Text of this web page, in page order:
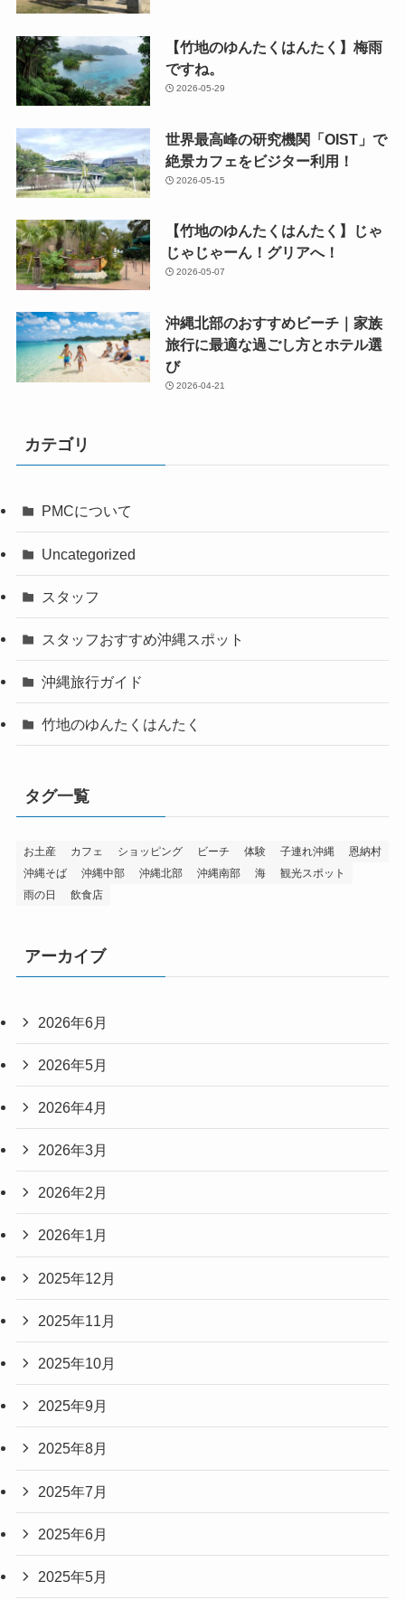
【竹地のゆんたくはんたく】梅雨
ですね。
2026-05-29
世界最高峰の研究機関「OIST」で
絶景カフェをビジター利用！
2026-05-15
【竹地のゆんたくはんたく】じゃ
じゃじゃーん！グリアへ！
2026-05-07
沖縄北部のおすすめビーチ｜家族
旅行に最適な過ごし方とホテル選
び
2026-04-21
カテゴリ
PMCについて
Uncategorized
スタッフ
スタッフおすすめ沖縄スポット
沖縄旅行ガイド
竹地のゆんたくはんたく
タグ一覧
お土産 カフェ ショッピング ビーチ 体験 子連れ沖縄
恩納村
沖縄そば
沖縄中部 沖縄北部 沖縄南部 海
観光スポット
雨の日
飲食店
アーカイブ
2026年6月
2026年5月
2026年4月
2026年3月
2026年2月
2026年1月
2025年12月
2025年11月
2025年10月
2025年9月
2025年8月
2025年7月
2025年6月
2025年5月